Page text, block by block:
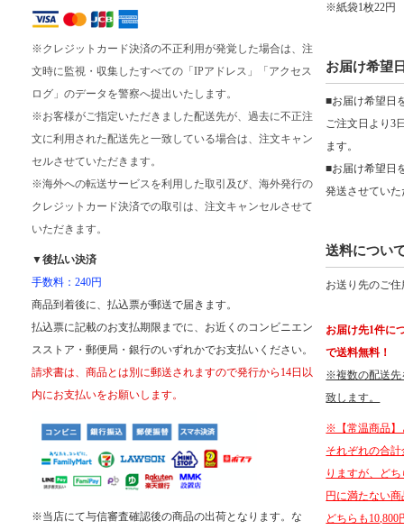
※クレジットカード決済の不正利用が発覚した場合は、注
文時に監視・収集したすべての「IPアドレス」「アクセス
ログ」のデータを警察へ提出いたします。
※お客様がご指定いただきました配送先が、過去に不正注
文に利用された配送先と一致している場合は、注文キャン
セルさせていただきます。
※海外への転送サービスを利用した取引及び、海外発行の
クレジットカード決済での取引は、注文キャンセルさせて
いただきます。
▼後払い決済
手数料：240円
商品到着後に、払込票が郵送で届きます。
払込票に記載のお支払期限までに、お近くのコンビニエン
スストア・郵便局・銀行のいずれかでお支払いください。
請求書は、商品とは別に郵送されますので発行から14日以
内にお支払いをお願いします。
※当店にて与信審査確認後の商品の出荷となります。な
※紙袋1枚22円
お届け希望
■お届け希望日
ご注文日より3
ます。
■お届け希望日
発送させてい
送料につい
お送り先のご
お届け先1件に
で送料無料！
※複数の配送先
致します。
※【常温商品】
それぞれの合
りますが、ど
円に満たない
どちらも